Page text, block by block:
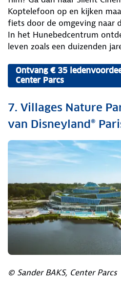
Koptelefoon op en kijken
fiets door de omgeving naar
In het Hunebedcentrum
leven zoals een duizenden
Ontvang € 35
Center Parcs
7. Villages Nature
van Disneyland®
© Sander BAKS, Center Parcs